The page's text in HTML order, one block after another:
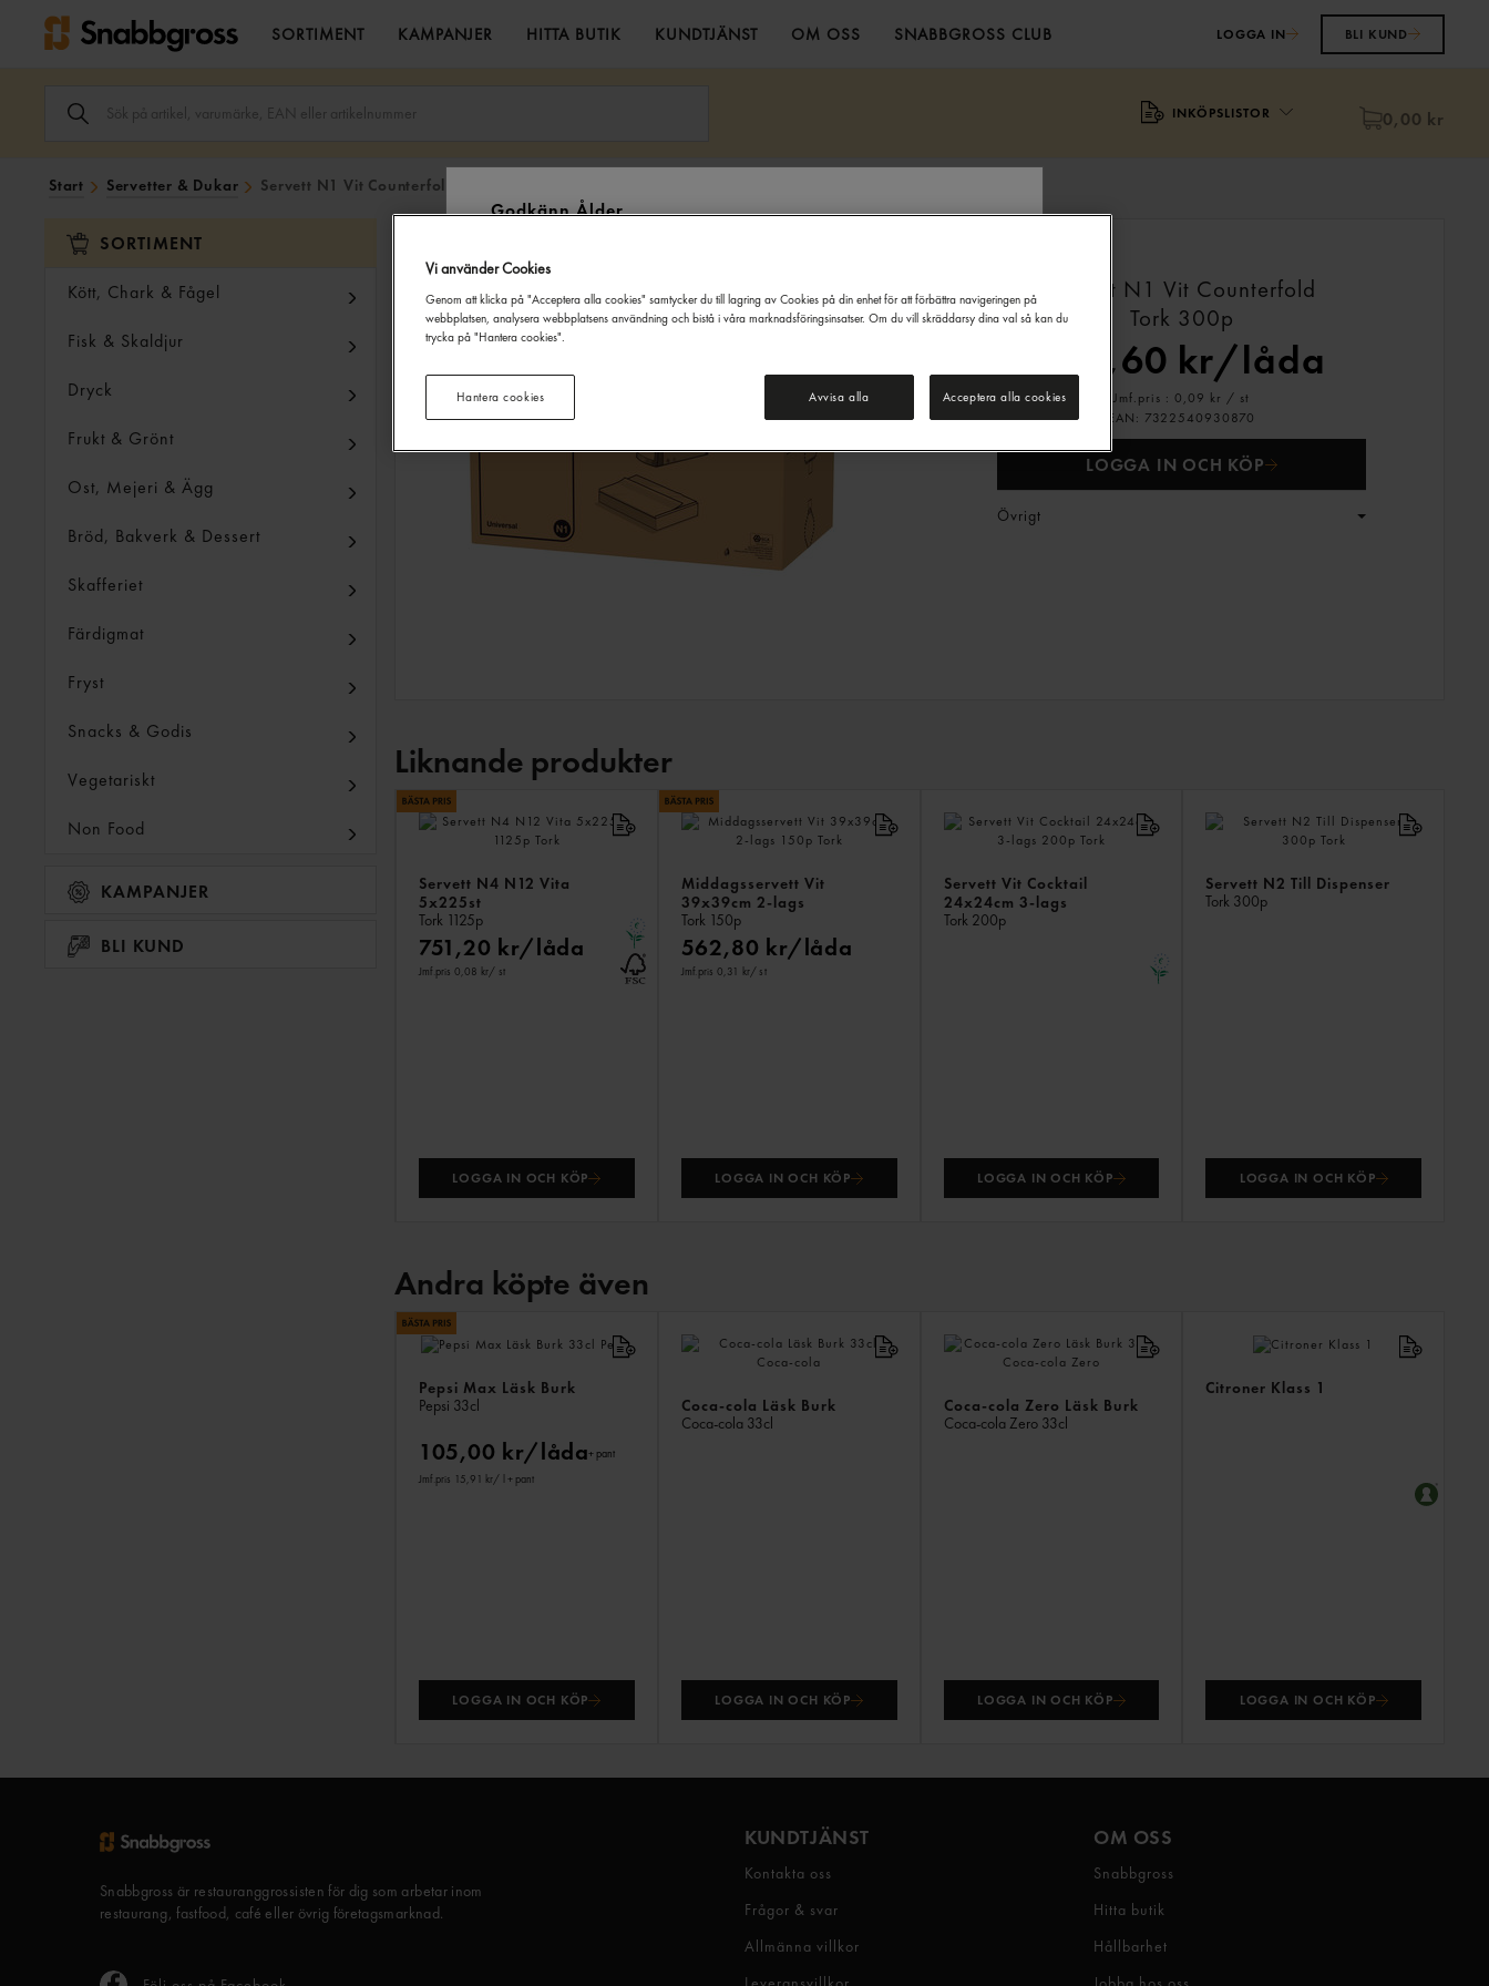
SORTIMENT KAMPANJER HITTA BUTIK KUNDTJÄNST OM OSS SNABBGROSS CLUB LOGGA IN BLI KUND
ARTIKEL,
ARTIKELNUMMER
SÖK
FÄLTET.
INKÖPSLISTOR 0,00 kr
Start Servetter & Dukar Servett N1 Vit Counterfold 300p Tork
SORTIMENT
Kött, Chark & Fågel
Fisk & Skaldjur
Dryck
Frukt & Grönt
Ost, Mejeri & Ägg
Bröd, Bakverk & Dessert
Skafferiet
Färdigmat
Fryst
Snacks & Godis
Vegetariskt
Non Food
KAMPANJER
BLI KUND
Servett N1 Vit Counterfold
Tork 300p
669,60 kr/låda
Jmf.pris : 0,09 kr / st
EAN: 7322540930870
LOGGA IN OCH KÖP
Övrigt
Liknande produkter
Servett N4 N12 Vita
5x225st
Tork 1125p
751,20 kr/låda
Jmf.pris 0,08 kr/ st
LOGGA IN OCH KÖP
Middagsservett Vit
39x39cm 2-lags
Tork 150p
562,80 kr/låda
Jmf.pris 0,31 kr/ st
LOGGA IN OCH KÖP
Servett Vit Cocktail
24x24cm 3-lags
Tork 200p
LOGGA IN OCH KÖP
Servett N2 Till Dispenser
Tork 300p
LOGGA IN OCH KÖP
Andra köpte även
Pepsi Max Läsk Burk
Pepsi 33cl
105,00 kr/låda+ pant
Jmf.pris 15,91 kr/ l + pant
LOGGA IN OCH KÖP
Coca-cola Läsk Burk
Coca-cola 33cl
LOGGA IN OCH KÖP
Coca-cola Zero Läsk Burk
Coca-cola Zero 33cl
LOGGA IN OCH KÖP
Citroner Klass 1
LOGGA IN OCH KÖP
Snabbgross är restauranggrossisten för dig som arbetar inom
restaurang, fastfood, café eller övrig företagsmarknad.
KUNDTJÄNST
Kontakta oss
Frågor & svar
Allmänna villkor
OM OSS
Snabbgross
Hitta butik
Hållbarhet
Vi använder Cookies
Genom att klicka på "Acceptera alla cookies" samtycker du till lagring av Cookies på din enhet för att förbättra navigeringen på
webbplatsen, analysera webbplatsens användning och bistå i våra marknadsföringsinsatser. Om du vill skräddarsy dina val så kan du
trycka på "Hantera cookies".
Avvisa alla Acceptera alla cookies
Hantera cookies
Godkänn Ålder
och besök på denna webbplats måste du vara 20 år eller äldre.
JAG ÄR UNDER 20 ÅR JAG ÄR 20 ÅR ELLER ÄLDRE